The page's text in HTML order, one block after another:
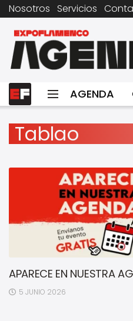
Nosotros Servicios
AGENDA
Tablao
APARECE EN NUESTRA
5 JUNIO 2026